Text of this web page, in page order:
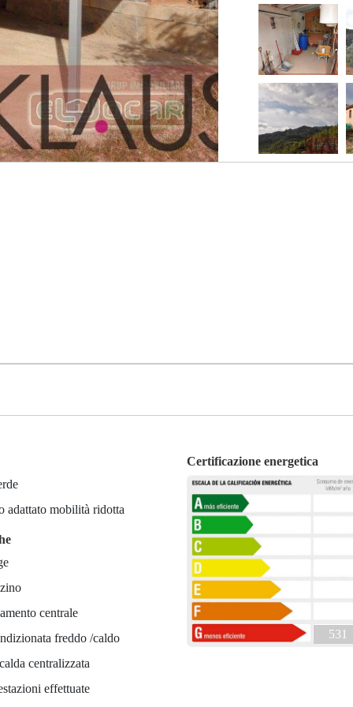
adattato mobilità ridotta
centrale
freddo /caldo
centralizzata
effettuate
Certificazione energetica
531